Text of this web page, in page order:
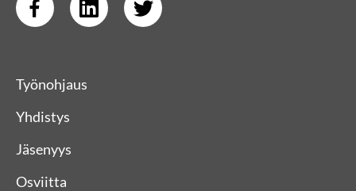
Työnohjaus
Yhdistys
Jäsenyys
Osviitta